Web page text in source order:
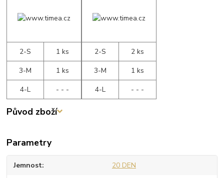
2-S
1 ks
3-M
1 ks
4-L
- - -
2-S
2 ks
3-M
1 ks
4-L
- - -
Původ zboží
Parametry
Jemnost 20 DEN